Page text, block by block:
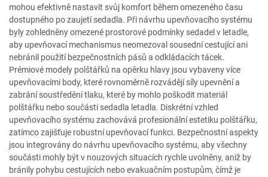
mohou efektivně nastavit svůj komfort během omezeného času
dostupného po zaujetí sedadla. Při návrhu upevňovacího systému
byly zohledněny omezené prostorové podmínky sedadel v letadle,
aby upevňovací mechanismus neomezoval sousední cestující ani
nebránil použití bezpečnostních pásů a odkládacích tácek.
Prémiové modely polštářků na opěrku hlavy jsou vybaveny více
upevňovacími body, které rovnoměrně rozvádějí síly upevnění a
zabrání soustředění tlaku, které by mohlo poškodit materiál
polštářku nebo součásti sedadla letadla. Diskrétní vzhled
upevňovacího systému zachovává profesionální estetiku polštářku,
zatímco zajišťuje robustní upevňovací funkci. Bezpečnostní aspekty
jsou integrovány do návrhu upevňovacího systému, aby všechny
součásti mohly být v nouzových situacích rychle uvolněny, aniž by
bránily pohybu cestujících nebo evakuačním postupům, čímž je